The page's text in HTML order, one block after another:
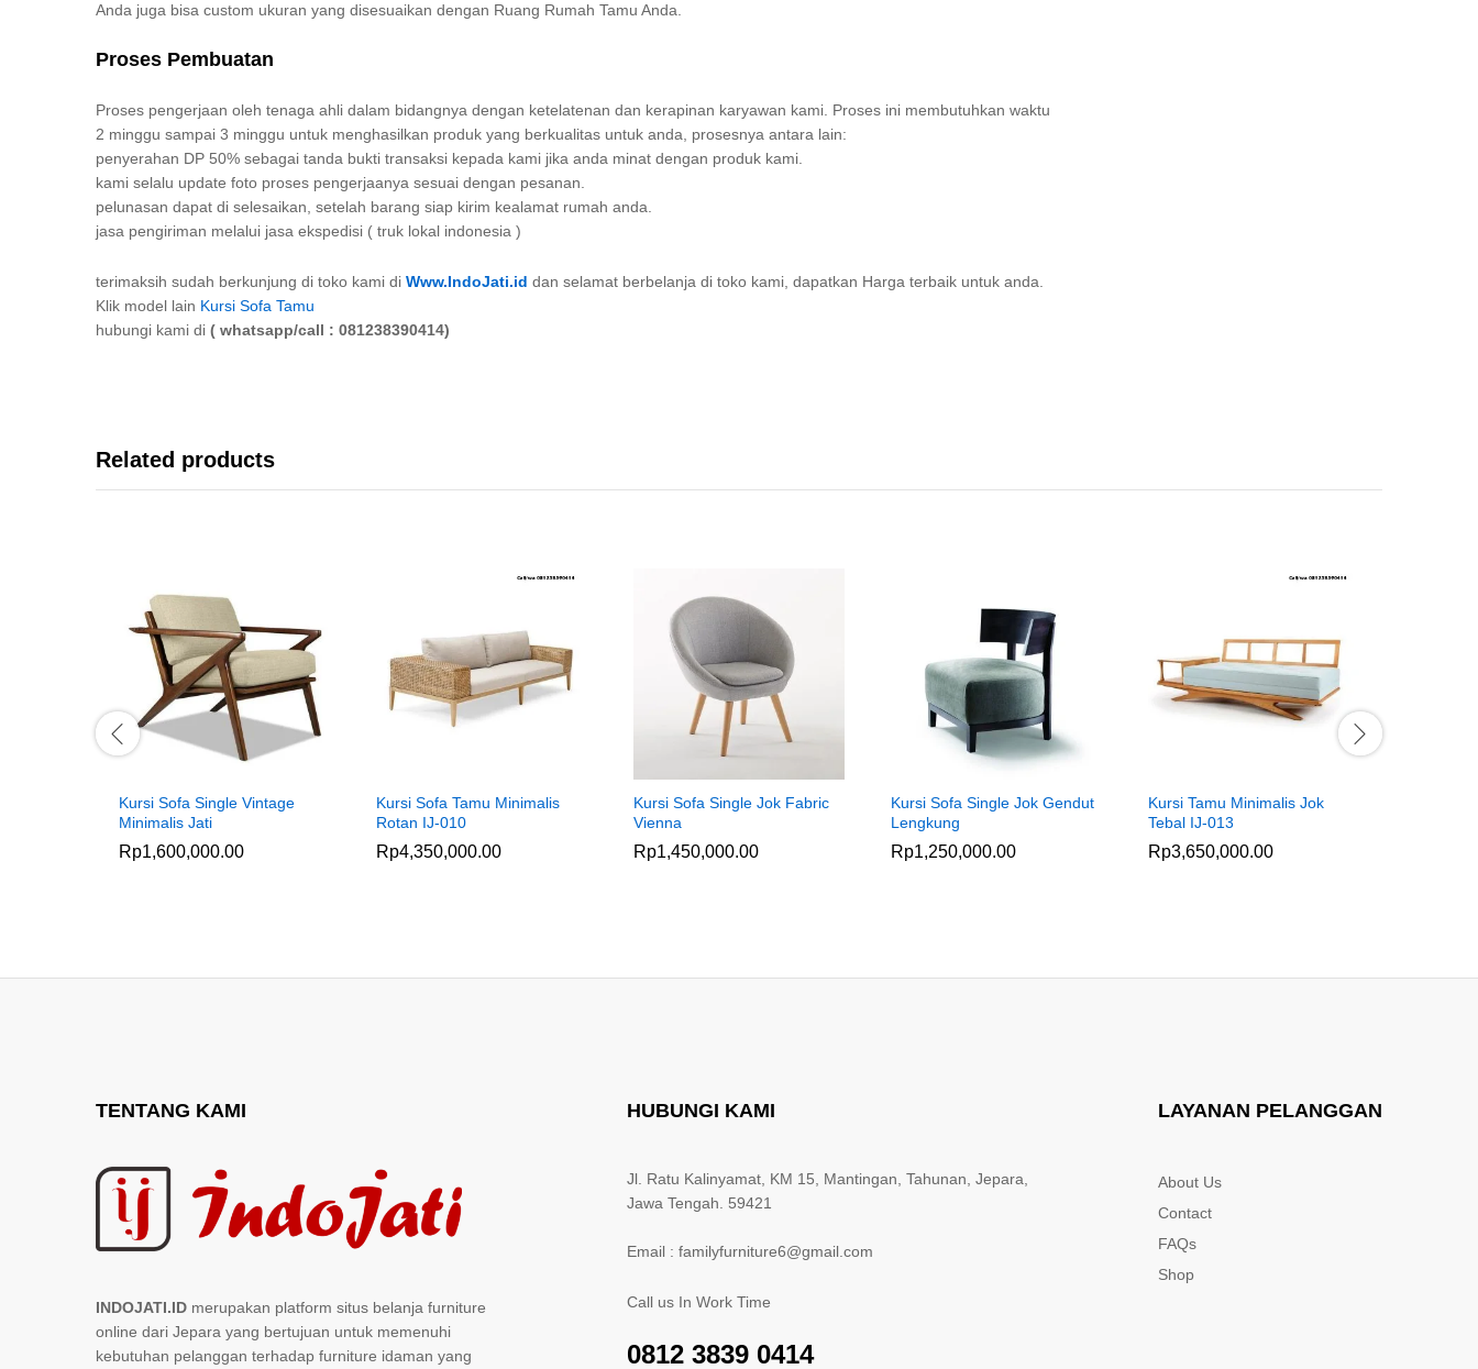
Anda juga bisa custom ukuran yang disesuaikan dengan Ruang Rumah Tamu Anda.
Proses Pembuatan
Proses pengerjaan oleh tenaga ahli dalam bidangnya dengan ketelatenan dan kerapinan karyawan kami. Proses ini membutuhkan waktu
2 minggu sampai 3 minggu untuk menghasilkan produk yang berkualitas untuk anda, prosesnya antara lain:
penyerahan DP 50% sebagai tanda bukti transaksi kepada kami jika anda minat dengan produk kami.
kami selalu update foto proses pengerjaanya sesuai dengan pesanan.
pelunasan dapat di selesaikan, setelah barang siap kirim kealamat rumah anda.
jasa pengiriman melalui jasa ekspedisi ( truk lokal indonesia )
terimaksih sudah berkunjung di toko kami di Www.IndoJati.id dan selamat berbelanja di toko kami, dapatkan Harga terbaik untuk anda.
Klik model lain Kursi Sofa Tamu
hubungi kami di ( whatsapp/call : 081238390414)
Related products
Kursi Sofa Single Vintage
Minimalis Jati
Rp1,600,000.00
Kursi Sofa Tamu Minimalis
Rotan IJ-010
Rp4,350,000.00
Kursi Sofa Single Jok Fabric
Vienna
Rp1,450,000.00
Kursi Sofa Single Jok Gendut
Lengkung
Rp1,250,000.00
Kursi Tamu Minimalis Jok
Tebal IJ-013
Rp3,650,000.00
TENTANG KAMI
INDOJATI.ID merupakan platform situs belanja furniture
online dari Jepara yang bertujuan untuk memenuhi
kebutuhan pelanggan terhadap furniture idaman yang
HUBUNGI KAMI
Jl. Ratu Kalinyamat, KM 15, Mantingan, Tahunan, Jepara,
Jawa Tengah. 59421
Email : familyfurniture6@gmail.com
Call us In Work Time
0812 3839 0414
LAYANAN PELANGGAN
About Us
Contact
FAQs
Shop